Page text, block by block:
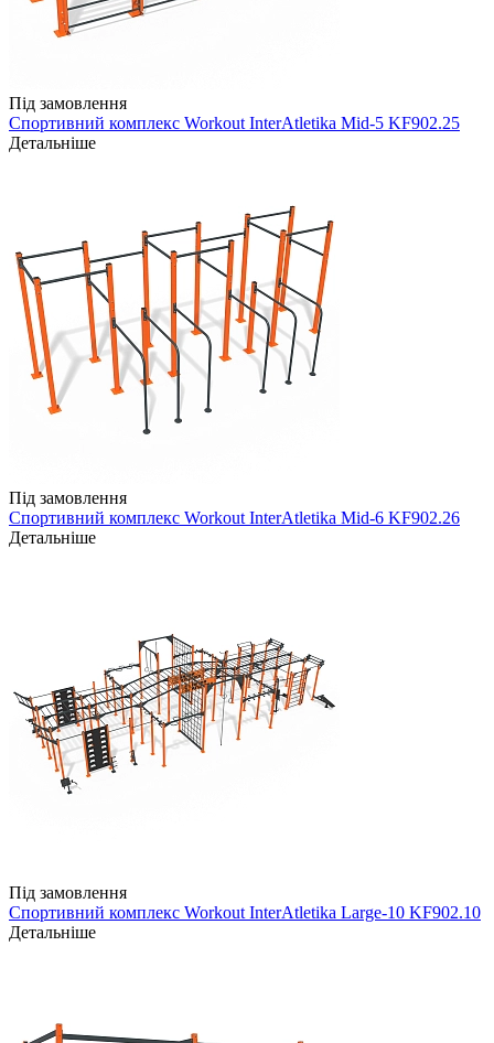
Під замовлення
Спортивний комплекс Workout InterAtletika Mid-5 KF902.25
Детальніше
Під замовлення
Спортивний комплекс Workout InterAtletika Mid-6 KF902.26
Детальніше
Під замовлення
Спортивний комплекс Workout InterAtletika Large-10 KF902.10
Детальніше